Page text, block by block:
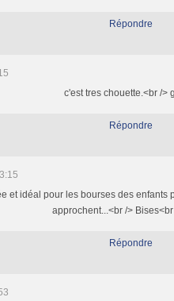
Répondre
c'est tres chouette.<br />
Répondre
et idéal pour les bourses des enfants
approchent...<br />
Répondre